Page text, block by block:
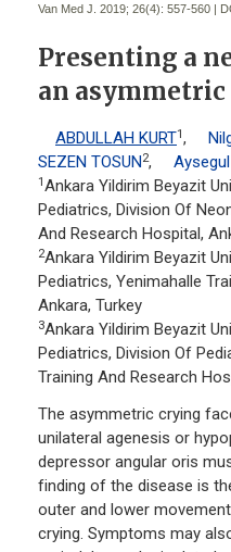
Van Med J. 2019; 26(4): 557-560 |
Presenting a
an
ABDULLAH KURT1,
SEZEN TOSUN 2,
1Ankara Yildirim Beyazit
Pediatrics, Division Of
And Research Hospital,
2Ankara Yildirim Beyazit
Pediatrics, Yenimahalle
Ankara, Turkey
3Ankara Yildirim Beyazit
Pediatrics, Division Of
Training And Research
The asymmetric crying
unilateral agenesis or
depressor angular oris
finding of the disease is
outer and lower
crying. Symptoms may